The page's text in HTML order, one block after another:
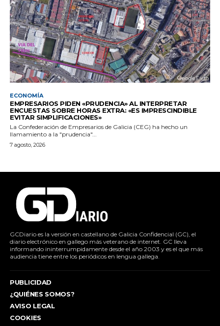
ECONOMÍA
EMPRESARIOS PIDEN «PRUDENCIA» AL INTERPRETAR
ENCUESTAS SOBRE HORAS EXTRA: «ES IMPRESCINDIBLE
EVITAR SIMPLIFICACIONES»
La Confederación de Empresarios de Galicia (CEG) ha hecho un
llamamiento a la "prudencia"...
7 agosto, 2026
GCDiario es la versión en castellano de Galicia Confidencial (GC), el
diario electrónico en gallego más veterano de internet. GC lleva
informando ininterrumpidamente desde el año 2003 y es el que más
audiencia tiene entre los periódicos en lengua gallega.
PUBLICIDAD
¿QUIÉNES SOMOS?
AVISO LEGAL
COOKIES